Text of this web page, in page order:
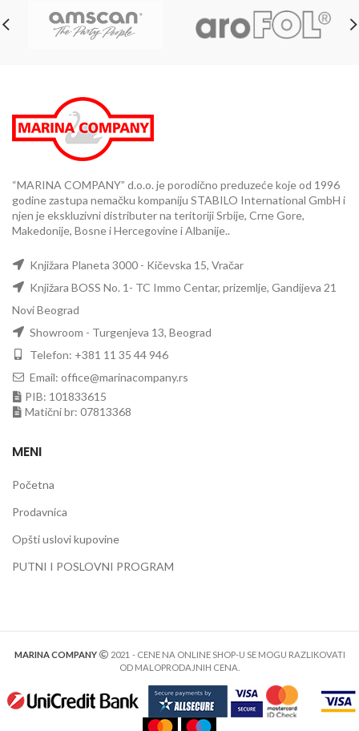
“MARINA COMPANY” d.o.o. je porodično preduzeće koje od 1996
godine zastupa nemačku kompaniju STABILO International GmbH i
njen je ekskluzivni distributer na teritoriji Srbije, Crne Gore,
Makedonije, Bosne i Hercegovine i Albanije..
Knjižara Planeta 3000 - Kičevska 15, Vračar
Knjižara BOSS No. 1- TC Immo Centar, prizemlje, Gandijeva 21
Novi Beograd
Showroom - Turgenjeva 13, Beograd
Telefon: +381 11 35 44 946
Email: office@marinacompany.rs
PIB: 101833615
Matični br: 07813368
MENI
Početna
Prodavnica
Opšti uslovi kupovine
PUTNI I POSLOVNI PROGRAM
MARINA COMPANY 2021 - CENE NA ONLINE SHOP-U SE MOGU RAZLIKOVATI
OD MALOPRODAJNIH CENA.